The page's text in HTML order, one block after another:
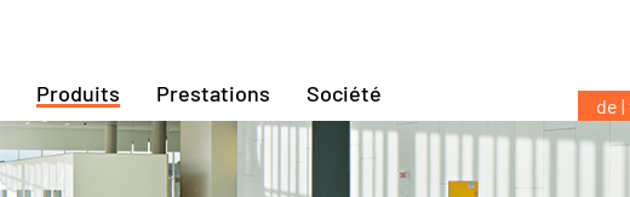
Produits Prestations Société de